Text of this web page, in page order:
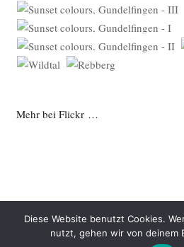
Mehr bei Flickr …
Datenschutzerklärung Mit Stolz
Diese Website benutzt Cookies.
nutzt, gehen wir von deinem